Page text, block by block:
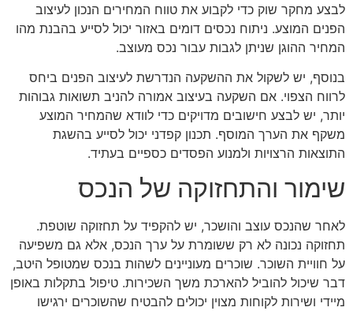
לבצע מחקר שוק כדי לקבוע את טווח המחירים הנכון לעיצוב
הפנים המוצע. ניתוח נכסים דומים באזור יכול לסייע בהבנת מהו
המחיר ההוגן שניתן לגבות עבור נכס מעוצב.
בנוסף, יש לשקול את ההשקעה הנדרשת לעיצוב הפנים ביחס
לרווח הצפוי. אם השקעה בעיצוב אמורה להניב תשואות גבוהות
יותר, יש לבצע חישובים מדויקים כדי לוודא שהמחיר המוצע
משקף את הערך המוסף. תכנון קפדני יכול לסייע בהשגת
התוצאות הרצויות ולמנוע הפסדים כספיים בעתיד.
שימור והתחזוקה של הנכס
לאחר שהנכס עוצב והושכר, יש להקפיד על תחזוקה שוטפת.
תחזוקה נכונה לא רק ששומרת על ערך הנכס, אלא גם משפיעה
על חוויית השוכר. שוכרים מעוניינים לשהות בנכס שמטופל היטב,
דבר שיכול להוביל להארכת משך השכירות. טיפול בתקלות באופן
מיידי ושירות לקוחות מצוין יכולים להבטיח שהשוכרים ירגישו